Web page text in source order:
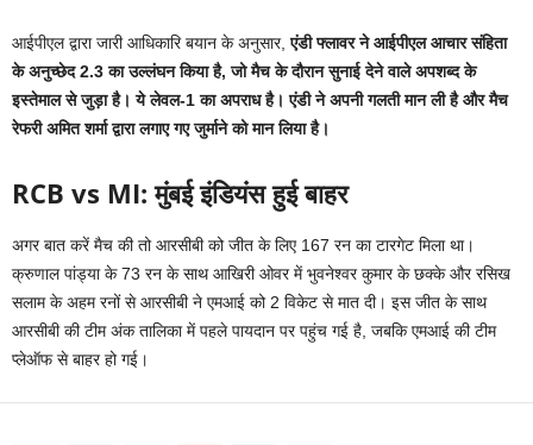
आईपीएल द्वारा जारी आधिकारि बयान के अनुसार,एंडी फ्लावर ने आईपीएल आचार संहिता
के अनुच्छेद 2.3 का उल्लंघन किया है, जो मैच के दौरान सुनाई देने वाले अपशब्द के
इस्तेमाल से जुड़ा है। ये लेवल-1 का अपराध है। एंडी ने अपनी गलती मान ली है और मैच
रेफरी अमित शर्मा द्वारा लगाए गए जुर्माने को मान लिया है।
RCB vs MI: मुंबई इंडियंस हुई बाहर
अगर बात करें मैच की तो आरसीबी को जीत के लिए 167 रन का टारगेट मिला था।
क्रुणाल पांड्या के 73 रन के साथ आखिरी ओवर में भुवनेश्वर कुमार के छक्के और रसिख
सलाम के अहम रनों से आरसीबी ने एमआई को 2 विकेट से मात दी। इस जीत के साथ
आरसीबी की टीम अंक तालिका में पहले पायदान पर पहुंच गई है, जबकि एमआई की टीम
प्लेऑफ से बाहर हो गई।